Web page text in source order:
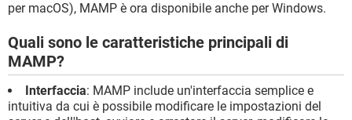
per macOS), MAMP è ora disponibile anche per Windows.
Quali sono le caratteristiche principali di
MAMP?
Interfaccia: MAMP include un'interfaccia semplice e
intuitiva da cui è possibile modificare le impostazioni del